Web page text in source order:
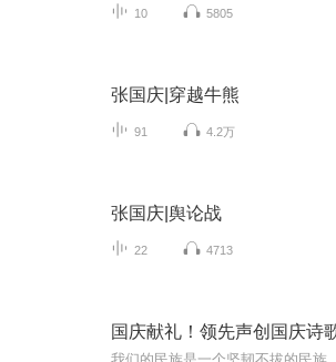
10 5805
张国庆|穿越牛熊
91 4.2万
张国庆|舆论战
22 4713
国庆献礼！领先声创国庆诗